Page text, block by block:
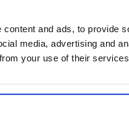
and ads, to provide
media, advertising and
your use of their